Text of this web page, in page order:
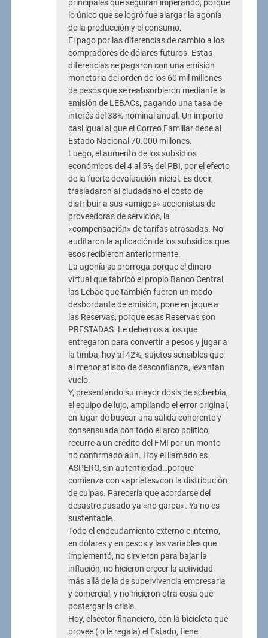
principales que seguirán imperando, porque
lo único que se logró fue alargar la agonía
de la producción y el consumo.
El pago por las diferencias de cambio a los
compradores de dólares futuros. Estas
diferencias se pagaron con una emisión
monetaria del orden de los 60 mil millones
de pesos que se reabsorbieron mediante la
emisión de LEBACs, pagando una tasa de
interés del 38% nominal anual. Un importe
casi igual al que el Correo Familiar debe al
Estado Nacional 70.000 millones.
Luego, el aumento de los subsidios
económicos del 4 al 5% del PBI, por el efecto
de la fuerte devaluación inicial. Es decir,
trasladaron al ciudadano el costo de
distribuir a sus «amigos» accionistas de
proveedoras de servicios, la
«compensación» de tarifas atrasadas. No
auditaron la aplicación de los subsidios que
esos recibieron anteriormente.
La agonía se prorroga porque el dinero
virtual que fabricó el propio Banco Central,
las Lebac que también fueron un modo
desbordante de emisión, pone en jaque a
las Reservas, porque esas Reservas son
PRESTADAS. Le debemos a los que
entregaron para convertir a pesos y jugar a
la timba, hoy al 42%, sujetos sensibles que
al menor atisbo de desconfianza, levantan
vuelo.
Y, presentando su mayor dosis de soberbia,
el equipo de lujo, ampliando el error original,
en lugar de buscar una salida coherente y
consensuada con todo el arco político,
recurre a un crédito del FMI por un monto
no confirmado aún. Hoy el llamado es
ASPERO, sin autenticidad…porque
comienza con «aprietes»con la distribución
de culpas. Parecería que acordarse del
desastre pasado ya «no garpa». Ya no es
sustentable.
Todo el endeudamiento externo e interno,
en dólares y en pesos y las variables que
implementó, no sirvieron para bajar la
inflación, no hicieron crecer la actividad
más allá de la de supervivencia empresaria
y comercial, y no hicieron otra cosa que
postergar la crisis.
Hoy, elsector financiero, con la bicicleta que
provee ( o le regala) el Estado, tiene